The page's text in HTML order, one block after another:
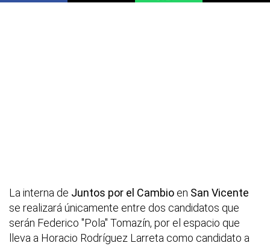
La interna de Juntos por el Cambio en San Vicente
se realizará únicamente entre dos candidatos que
serán Federico "Pola" Tomazín, por el espacio que
lleva a Horacio Rodríguez Larreta como candidato a